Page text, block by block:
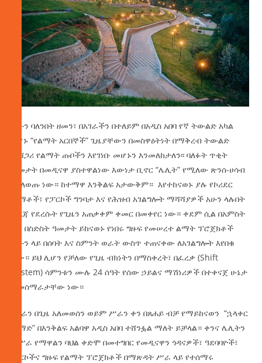
አሁን ባለንበት ዘመን፣ በአገራችን በተለይም በአዲስ አበባ የኛ ትውልድ አካል
የሆኑ “የልማት አርበኞች” ጊዜያቸውን በመስዋዕትነት በማቅረብ ትውልድ
ተሻጋሪ የልማት ጡቦችን እየገነቡ መሆኑን እንመለከታለን፡፡ ባለፉት ጥቂት
ዓመታት በመዲናዋ ያስተዋልነው እውነታ ቢኖር “ሌሊት” የሚለው ጽንሰ-ሀሳብ
መለወጡ ነው። ከተማዋ እንቅልፍ አታውቅም። እየተከናወኑ ያሉ የኮሪደር
ልማቶች፣ የፓርኮች ግንባታ እና የሕዝብ አገልግሎት ማሻሻያዎች አሁን ላሉበት
ደረጃ የደረሱት የጊዜን አጠቃቀም ቀመር በመቀየር ነው። ቀደም ሲል በአምስት
እና በስድስት ዓመታት ይከናወኑ የነበሩ ግዙፍ የመሠረተ ልማት ፕሮጀክቶች
አሁን ላይ በሰባት እና ስምንት ወራት ውስጥ ተጠናቀው ለአገልግሎት እየበቁ
ነው። ይህ ሊሆን የቻለው የጊዜ ብክነትን በማስቀረት፣ በፈረቃ (Shift
system) ሳምንቱን ሙሉ 24 ሰዓት የሰው ኃይልና ማሽነሪዎች በተቀናጀ ሁኔታ
በመሰማራታቸው ነው።
ሥራን በጊዜ አለመወሰን ወይም ሥራን ቀን በጸሐይ ብቻ የማይከናወን “ኋላቀር
ልማድ” በእንቅልፍ አልባዋ አዲስ አበባ ተሸንፏል ማለት ይቻላል። ቀንና ሌሊትን
ለሥራ የማዋልን ባህል ቀድሞ በመተግበር የመዲናዋን ጎዳናዎች፣ ዓደባባዮች፣
ፓርኮችና ግዙፍ የልማት ፕሮጀክቶች በማጽዳት ሥራ ላይ የተሰማሩ